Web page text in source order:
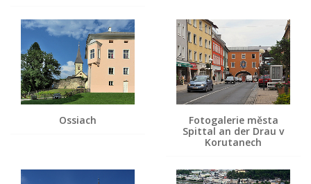
Ossiach
Fotogalerie města
Spittal an der Drau v
Korutanech